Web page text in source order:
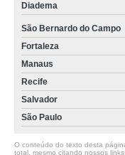
Diadema
São Bernardo do Campo
Fortaleza
Manaus
Recife
Salvador
São Paulo
O conteúdo do texto desta
total, mesmo citando nossos